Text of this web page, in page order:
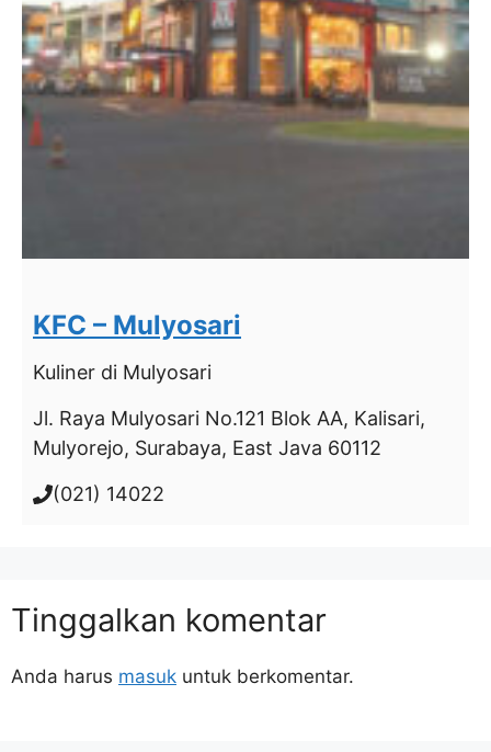
KFC – Mulyosari
Kuliner di Mulyosari
Jl. Raya Mulyosari No.121 Blok AA, Kalisari,
Mulyorejo, Surabaya, East Java 60112
(021) 14022
Tinggalkan komentar
Anda harus masuk untuk berkomentar.